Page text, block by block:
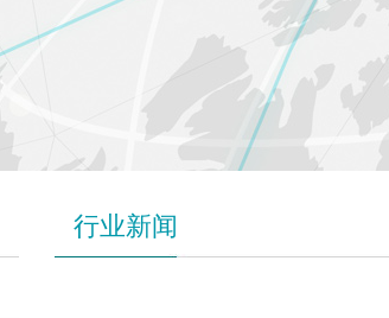
行业新闻